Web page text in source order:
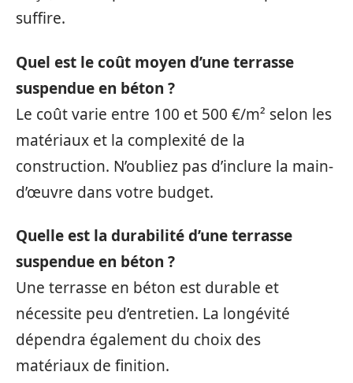
suffire.
Quel est le coût moyen d’une terrasse
suspendue en béton ?
Le coût varie entre 100 et 500 €/m² selon les
matériaux et la complexité de la
construction. N’oubliez pas d’inclure la main-
d’œuvre dans votre budget.
Quelle est la durabilité d’une terrasse
suspendue en béton ?
Une terrasse en béton est durable et
nécessite peu d’entretien. La longévité
dépendra également du choix des
matériaux de finition.